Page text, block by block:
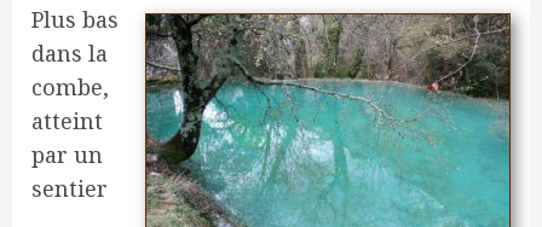
Plus bas
dans la
combe,
atteint
par un
sentier